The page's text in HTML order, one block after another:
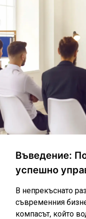
Въведение:
успешно
В непрекъснато
съвременния
компасът, който